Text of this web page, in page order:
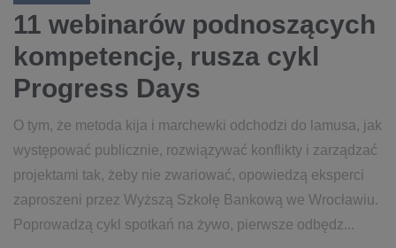
11 webinarów podnoszących
kompetencje, rusza cykl
Progress Days
O tym, że metoda kija i marchewki odchodzi do lamusa, jak
występować publicznie, rozwiązywać konflikty i zarządzać
projektami tak, żeby nie zwariować, opowiedzą eksperci
zaproszeni przez Wyższą Szkołę Bankową we Wrocławiu.
Poprowadzą cykl spotkań na żywo, pierwsze odbędz...